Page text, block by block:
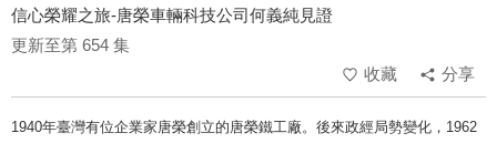
信心榮耀之旅-唐榮車輛科技公司何義純見證
更新至第 654 集
收藏
分享
1940年臺灣有位企業家唐榮創立的唐榮鐵工廠。後來政經局勢變化，1962